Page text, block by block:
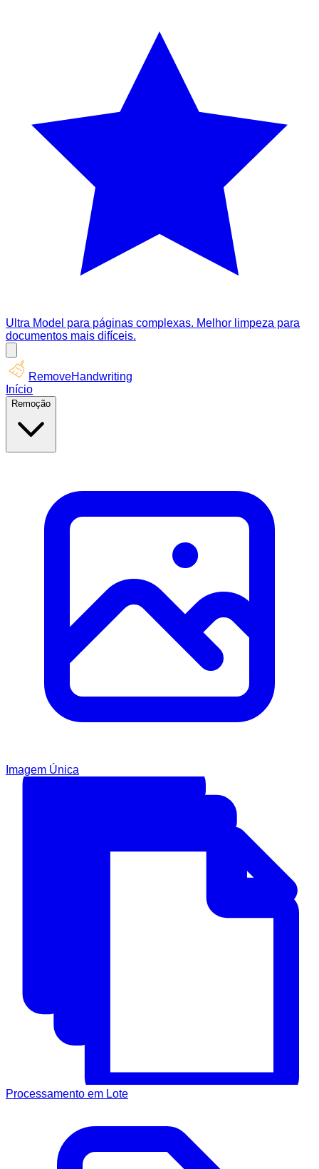
Ultra Model para páginas complexas. Melhor limpeza para
documentos mais difíceis.
RemoveHandwriting
Início
Remoção
Imagem Única
Processamento em Lote